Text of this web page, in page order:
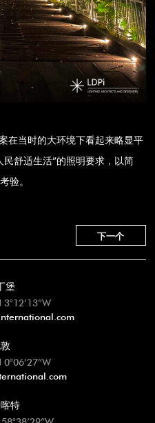
在当时的大环境下看起来略显平
民舒适生活”的照明要求，以简
验。
下一个
堡
3°12’13”W
0°06’27”W
喀特